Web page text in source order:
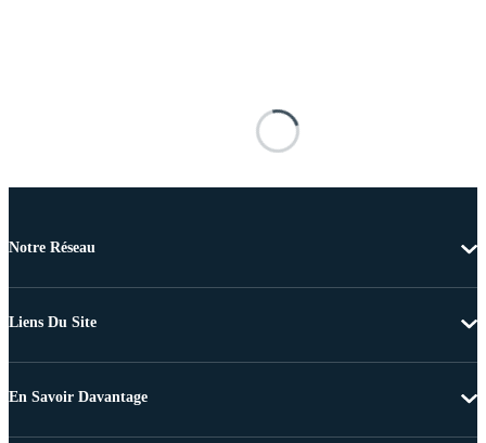
Notre Réseau
Liens Du Site
En Savoir Davantage